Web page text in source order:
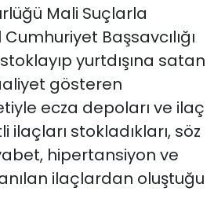
Mali Suçlarla
Başsavcılığı
yurtdışına satan
gösteren
ecza depoları ve ilaç
stokladıkları, söz
hipertansiyon ve
ilaçlardan oluştuğu